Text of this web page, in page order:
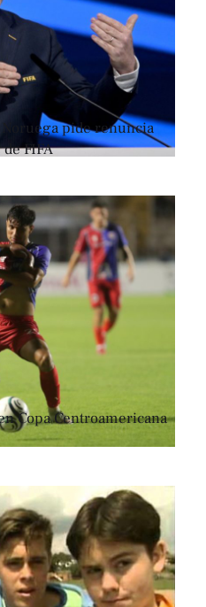
pide renuncia
FIFA
Copa Centroamericana